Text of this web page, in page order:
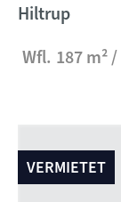
Hiltrup
Wfl. 187 m²
VERMIETET